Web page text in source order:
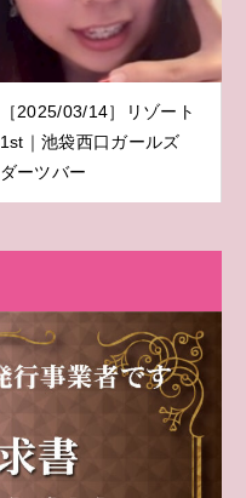
［2025/03/14］リゾート
1st｜池袋西口ガールズ
ダーツバー